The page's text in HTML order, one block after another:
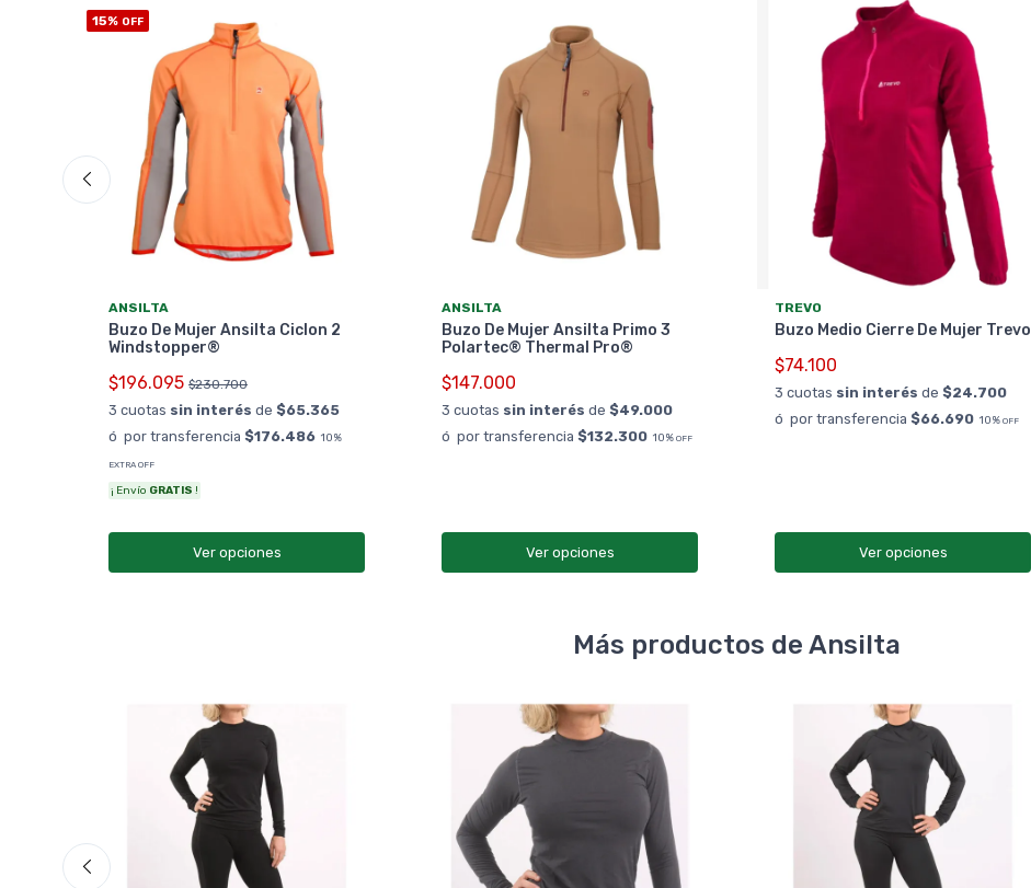
15% OFF
ANSILTA
Buzo De Mujer Ansilta Ciclon 2
Windstopper®
$196.095 $230.700
3 cuotas sin interés de $65.365
ó por transferencia $176.486 10%
EXTRA OFF
¡ Envío GRATIS !
Ver opciones
ANSILTA
Buzo De Mujer Ansilta Primo 3
Polartec® Thermal Pro®
$147.000
3 cuotas sin interés de $49.000
ó por transferencia $132.300 10% OFF
Ver opciones
TREVO
Buzo Medio Cierre De Mujer Trevo
$74.100
3 cuotas sin interés de $24.700
ó por transferencia $66.690 10% OFF
Ver opciones
Más productos de Ansilta